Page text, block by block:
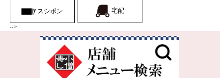
スシポン 宅配
-->